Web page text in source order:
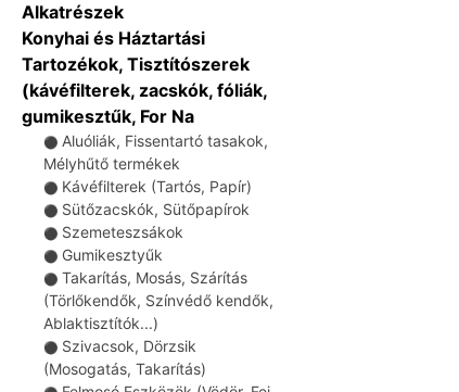
Alkatrészek
Konyhai és Háztartási
Tartozékok, Tisztítószerek
(kávéfilterek, zacskók, fóliák,
gumikesztűk, For Na
⚫ Aluóliák, Fissentartó tasakok,
Mélyhűtő termékek
⚫ Kávéfilterek (Tartós, Papír)
⚫ Sütőzacskók, Sütőpapírok
⚫ Szemeteszsákok
⚫ Gumikesztyűk
⚫ Takarítás, Mosás, Szárítás
(Törlőkendők, Színvédő kendők,
Ablaktisztítók...)
⚫ Szivacsok, Dörzsik
(Mosogatás, Takarítás)